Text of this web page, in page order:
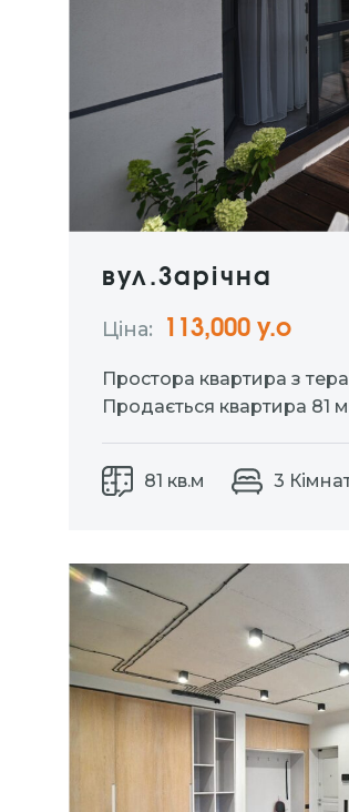
вул.Зарічна
Ціна: 113,000 у.о
Простора квартира з
Продається квартира 81
простора кухня-студія
сучасний ремонт,
81 кв.м 3